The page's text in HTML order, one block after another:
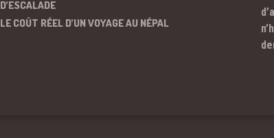
D’ESCALADE
LE COÛT RÉEL D’UN VOYAGE AU NÉPAL